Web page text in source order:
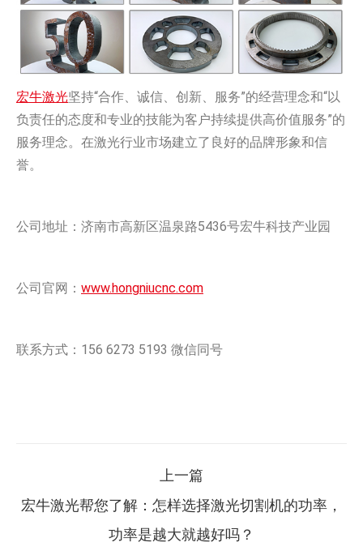
宏牛激光坚持“合作、诚信、创新、服务”的经营理念和“以
负责任的态度和专业的技能为客户持续提供高价值服务”的
服务理念。在激光行业市场建立了良好的品牌形象和信
誉。
公司地址：济南市高新区温泉路5436号宏牛科技产业园
公司官网： www.hongniucnc.com
联系方式：156 6273 5193 微信同号
章
上一篇
上
一
宏牛激光帮您了解：怎样选择激光切割机的功率，
功率是越大就越好吗？